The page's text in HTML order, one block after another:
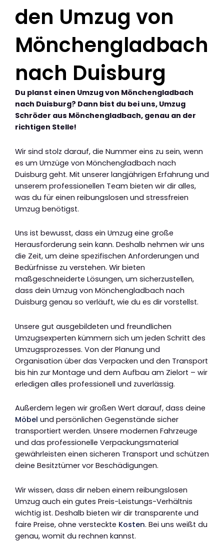
den Umzug von
Mönchengladbach
nach Duisburg
Du planst einen Umzug von Mönchengladbach
nach Duisburg? Dann bist du bei uns, Umzug
Schröder aus Mönchengladbach, genau an der
richtigen Stelle!
Wir sind stolz darauf, die Nummer eins zu sein, wenn
es um Umzüge von Mönchengladbach nach
Duisburg geht. Mit unserer langjährigen Erfahrung und
unserem professionellen Team bieten wir dir alles,
was du für einen reibungslosen und stressfreien
Umzug benötigst.
Uns ist bewusst, dass ein Umzug eine große
Herausforderung sein kann. Deshalb nehmen wir uns
die Zeit, um deine spezifischen Anforderungen und
Bedürfnisse zu verstehen. Wir bieten
maßgeschneiderte Lösungen, um sicherzustellen,
dass dein Umzug von Mönchengladbach nach
Duisburg genau so verläuft, wie du es dir vorstellst.
Unsere gut ausgebildeten und freundlichen
Umzugsexperten kümmern sich um jeden Schritt des
Umzugsprozesses. Von der Planung und
Organisation über das Verpacken und den Transport
bis hin zur Montage und dem Aufbau am Zielort – wir
erledigen alles professionell und zuverlässig.
Außerdem legen wir großen Wert darauf, dass deine
Möbel und persönlichen Gegenstände sicher
transportiert werden. Unsere modernen Fahrzeuge
und das professionelle Verpackungsmaterial
gewährleisten einen sicheren Transport und schützen
deine Besitztümer vor Beschädigungen.
Wir wissen, dass dir neben einem reibungslosen
Umzug auch ein gutes Preis-Leistungs-Verhältnis
wichtig ist. Deshalb bieten wir dir transparente und
faire Preise, ohne versteckte Kosten. Bei uns weißt du
genau, womit du rechnen kannst.